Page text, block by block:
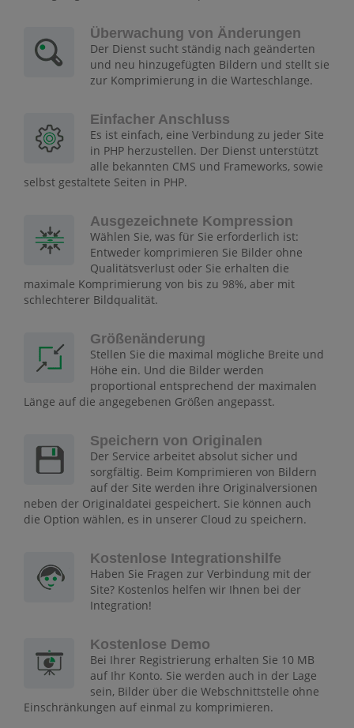
Überwachung von Änderungen
Der Dienst sucht ständig nach geänderten
und neu hinzugefügten Bildern und stellt sie
zur Komprimierung in die Warteschlange.
Einfacher Anschluss
Es ist einfach, eine Verbindung zu jeder Site
in PHP herzustellen. Der Dienst unterstützt
alle bekannten CMS und Frameworks, sowie
selbst gestaltete Seiten in PHP.
Ausgezeichnete Kompression
Wählen Sie, was für Sie erforderlich ist:
Entweder komprimieren Sie Bilder ohne
Qualitätsverlust oder Sie erhalten die
maximale Komprimierung von bis zu 98%, aber mit
schlechterer Bildqualität.
Größenänderung
Stellen Sie die maximal mögliche Breite und
Höhe ein. Und die Bilder werden
proportional entsprechend der maximalen
Länge auf die angegebenen Größen angepasst.
Speichern von Originalen
Der Service arbeitet absolut sicher und
sorgfältig. Beim Komprimieren von Bildern
auf der Site werden ihre Originalversionen
neben der Originaldatei gespeichert. Sie können auch
die Option wählen, es in unserer Cloud zu speichern.
Kostenlose Integrationshilfe
Haben Sie Fragen zur Verbindung mit der
Site? Kostenlos helfen wir Ihnen bei der
Integration!
Kostenlose Demo
Bei Ihrer Registrierung erhalten Sie 10 MB
auf Ihr Konto. Sie werden auch in der Lage
sein, Bilder über die Webschnittstelle ohne
Einschränkungen auf einmal zu komprimieren.